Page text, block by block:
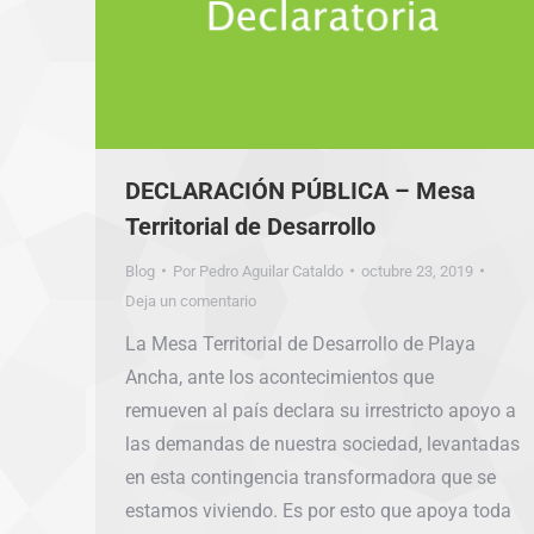
DECLARACIÓN PÚBLICA – Mesa
Territorial de Desarrollo
Blog Por Pedro Aguilar Cataldo
octubre 23, 2019
Deja un comentario
La Mesa Territorial de Desarrollo de Playa
Ancha, ante los acontecimientos que
remueven al país declara su irrestricto apoyo a
las demandas de nuestra sociedad, levantadas
en esta contingencia transformadora que se
estamos viviendo. Es por esto que apoya toda